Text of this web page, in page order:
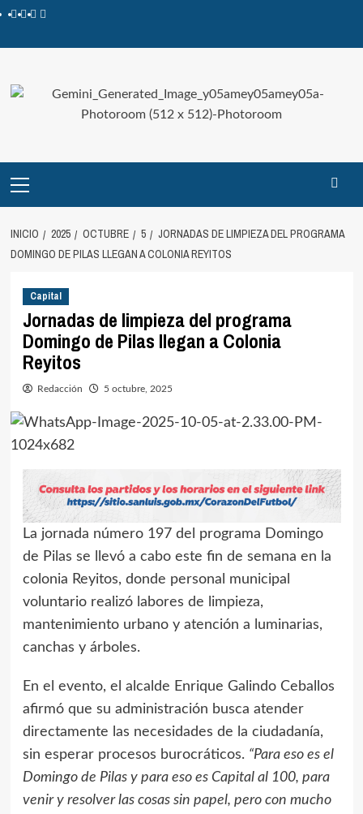
INICIO 2025 OCTUBRE 5
JORNADAS DE LIMPIEZA DEL PROGRAMA
DOMINGO DE PILAS LLEGAN A COLONIA REYITOS
Capital
Jornadas de limpieza del programa
Domingo de Pilas llegan a Colonia
Reyitos
Redacción 5 octubre, 2025
La jornada número 197 del programa Domingo
de Pilas se llevó a cabo este fin de semana en la
colonia Reyitos, donde personal municipal
voluntario realizó labores de limpieza,
mantenimiento urbano y atención a luminarias,
canchas y árboles.
En el evento, el alcalde Enrique Galindo Ceballos
afirmó que su administración busca atender
directamente las necesidades de la ciudadanía,
sin esperar procesos burocráticos. “Para eso es el
Domingo de Pilas y para eso es Capital al 100, para
venir y resolver las cosas sin papel, pero con mucho